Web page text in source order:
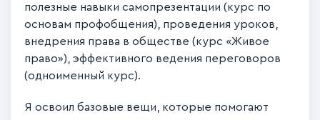
полезные навыки самопрезентации (курс по
основам профобщения), проведения уроков,
внедрения права в обществе (курс «Живое
право»), эффективного ведения переговоров
(одноименный курс).
Я освоил базовые вещи, которые помогают